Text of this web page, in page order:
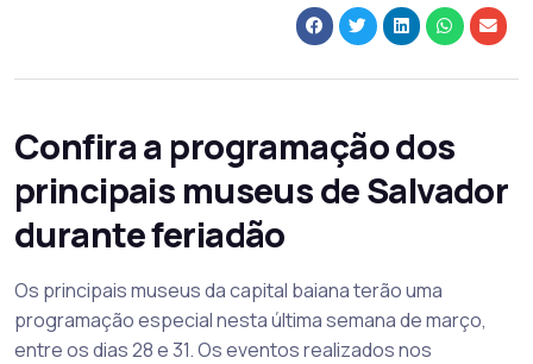
Confira a programação dos
principais museus de Salvador
durante feriadão
Os principais museus da capital baiana terão uma
programação especial nesta última semana de março,
entre os dias 28 e 31. Os eventos realizados nos